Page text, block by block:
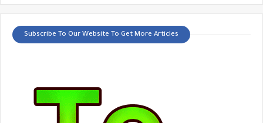
Subscribe To Our Website To Get More Articles